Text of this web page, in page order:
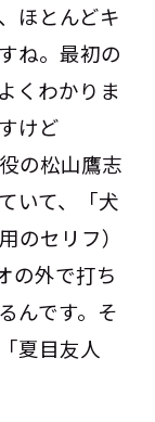
ほとんどキ
ね。最初の
くわかりま
けど
の松山鷹志
いて、「犬
のセリフ）
の外で打ち
んです。そ
夏目友人